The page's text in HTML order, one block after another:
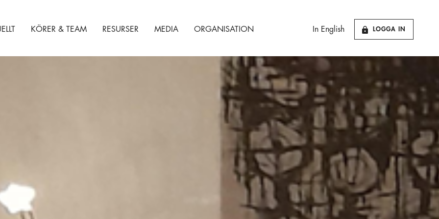
KÖRER & TEAM RESURSER MEDIA ORGANISATION In English LOGGA IN